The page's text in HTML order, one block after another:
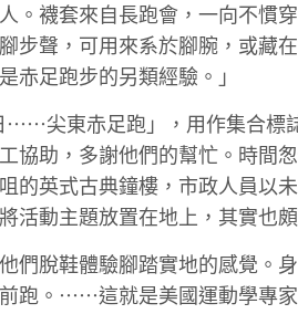
。襪套來自長跑會，一向不慣
步聲，可用來系於腳腕，或藏
足跑步的另類經驗。」
⋯⋯尖東赤足跑」，用作集合標
協助，多謝他們的幫忙。時間
的英式古典鐘樓，市政人員以
活動主題放置在地上，其實也
們脫鞋體驗腳踏實地的感覺。
跑。⋯⋯這就是美國運動學專